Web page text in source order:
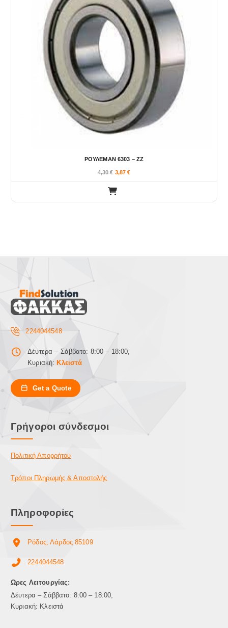
ΡΟΥΛΕΜΑΝ 6303 – ΖΖ
4,30€ 3,87€
2244044548
Δέυτερα – Σάββατο: 8:00 – 18:00,
Κυριακή: Κλειστά
Get a Quote
Γρήγοροι σύνδεσμοι
Πολιτική Απορρήτου
Τρόποι Πληρωμής & Αποστολής
Πληροφορίες
Ρόδος, Λάρδος 85109
2244044548
Ωρες Λειτουργίας:
Δέυτερα – Σάββατο: 8:00 – 18:00,
Κυριακή: Κλειστά